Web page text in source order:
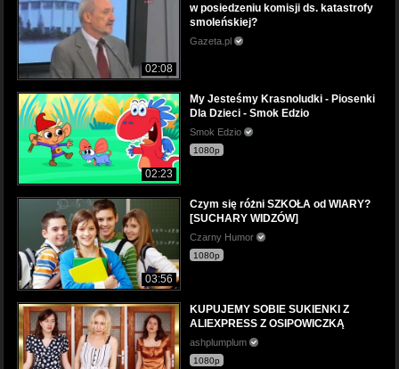
02:08
w posiedzeniu komisji ds. katastrofy
smoleńskiej?
Gazeta.pl
02:23
My Jesteśmy Krasnoludki - Piosenki
Dla Dzieci - Smok Edzio
Smok Edzio
1080p
03:56
Czym się różni SZKOŁA od WIARY?
[SUCHARY WIDZÓW]
Czarny Humor
1080p
KUPUJEMY SOBIE SUKIENKI Z
ALIEXPRESS Z OSIPOWICZKĄ
ashplumplum
1080p